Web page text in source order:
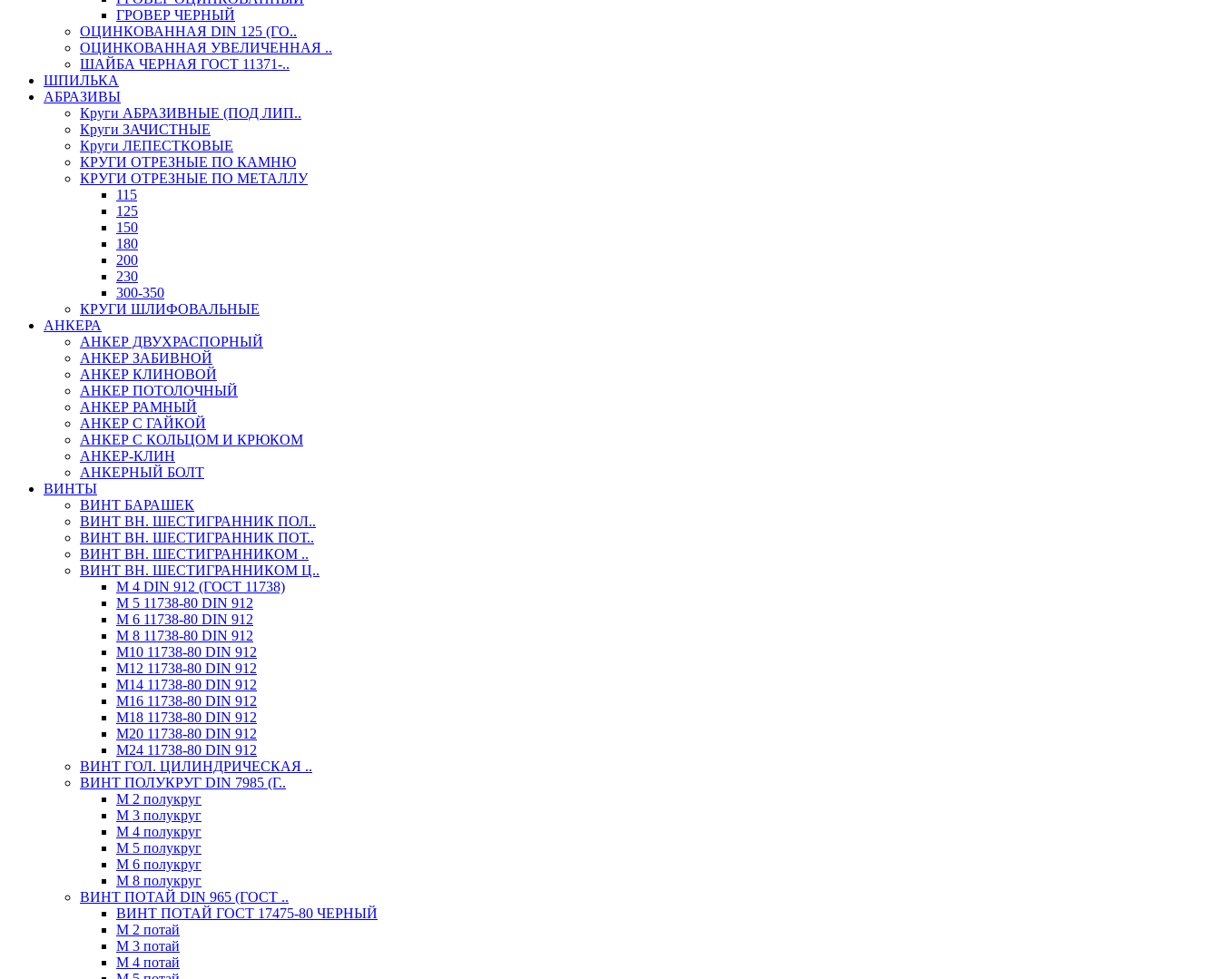
ГРОВЕР ЧЕРНЫЙ
ОЦИНКОВАННАЯ DIN 125 (ГО..
ОЦИНКОВАННАЯ УВЕЛИЧЕННАЯ ..
ШАЙБА ЧЕРНАЯ ГОСТ 11371-..
ШПИЛЬКА
АБРАЗИВЫ
Круги АБРАЗИВНЫЕ (ПОД ЛИП..
Круги ЗАЧИСТНЫЕ
Круги ЛЕПЕСТКОВЫЕ
КРУГИ ОТРЕЗНЫЕ ПО КАМНЮ
КРУГИ ОТРЕЗНЫЕ ПО МЕТАЛЛУ
115
125
150
180
200
230
300-350
КРУГИ ШЛИФОВАЛЬНЫЕ
АНКЕРА
АНКЕР ДВУХРАСПОРНЫЙ
АНКЕР ЗАБИВНОЙ
АНКЕР КЛИНОВОЙ
АНКЕР ПОТОЛОЧНЫЙ
АНКЕР РАМНЫЙ
АНКЕР С ГАЙКОЙ
АНКЕР С КОЛЬЦОМ И КРЮКОМ
АНКЕР-КЛИН
АНКЕРНЫЙ БОЛТ
ВИНТЫ
ВИНТ БАРАШЕК
ВИНТ ВН. ШЕСТИГРАННИК ПОЛ..
ВИНТ ВН. ШЕСТИГРАННИК ПОТ..
ВИНТ ВН. ШЕСТИГРАННИКОМ ..
ВИНТ ВН. ШЕСТИГРАННИКОМ Ц..
М 4 DIN 912 (ГОСТ 11738)
М 5 11738-80 DIN 912
М 6 11738-80 DIN 912
М 8 11738-80 DIN 912
М10 11738-80 DIN 912
М12 11738-80 DIN 912
М14 11738-80 DIN 912
М16 11738-80 DIN 912
М18 11738-80 DIN 912
М20 11738-80 DIN 912
М24 11738-80 DIN 912
ВИНТ ГОЛ. ЦИЛИНДРИЧЕСКАЯ ..
ВИНТ ПОЛУКРУГ DIN 7985 (Г..
М 2 полукруг
М 3 полукруг
М 4 полукруг
М 5 полукруг
М 6 полукруг
М 8 полукруг
ВИНТ ПОТАЙ DIN 965 (ГОСТ ..
ВИНТ ПОТАЙ ГОСТ 17475-80 ЧЕРНЫЙ
М 2 потай
М 3 потай
М 4 потай